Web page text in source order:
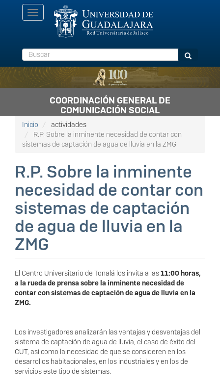
Toggle
navigation
Buscar Buscar
COORDINACIÓN GENERAL DE
COMUNICACIÓN SOCIAL
Inicio
actividades
R.P. Sobre la inminente necesidad de contar con
sistemas de captación de agua de lluvia en la ZMG
R.P. Sobre la inminente
necesidad de contar con
sistemas de captación
de agua de lluvia en la
ZMG
El Centro Universitario de Tonalá los invita a las11:00 horas,
a la rueda de prensa sobre la inminente necesidad de
contar con sistemas de captación de agua de lluvia en la
ZMG.
Los investigadores analizarán las ventajas y desventajas del
sistema de captación de agua de lluvia, el caso de éxito del
CUT, así como la necesidad de que se consideren en los
desarrollos habitacionales, en los industriales y en los de
servicios este tipo de sistemas.